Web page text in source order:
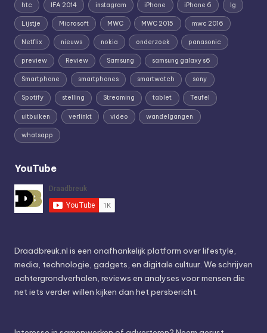
htc IFA 2014 instagram iPhone iPhone 6 lg
Lijstje Microsoft MWC MWC 2015 mwc 2016
Netflix nieuws nokia onderzoek panasonic
preview Review Samsung samsung galaxy s6
Smartphone smartphones smartwatch sony
Spotify stelling Streaming tablet Teufel
uitbuiken verlinkt video wandelgangen
whatsapp
YouTube
Draadbreuk.nl is een onafhankelijk platform over lifestyle,
media, technologie, gadgets, en digitale cultuur. We schrijven
achtergrondverhalen, reviews en analyses voor mensen die
net iets verder willen kijken dan het persbericht.